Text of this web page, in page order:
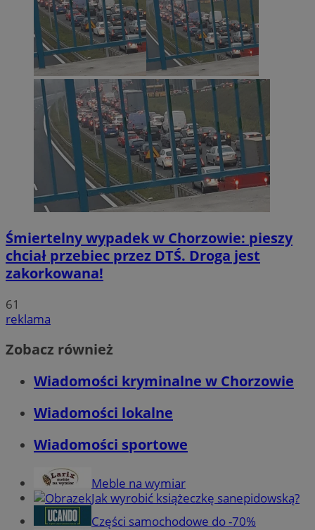
Śmiertelny wypadek w Chorzowie: pieszy
chciał przebiec przez DTŚ. Droga jest
zakorkowana!
61
reklama
Zobacz również
Wiadomości kryminalne w Chorzowie
Wiadomości lokalne
Wiadomości sportowe
Meble na wymiar
Jak wyrobić książeczkę sanepidowską?
Części samochodowe do -70%